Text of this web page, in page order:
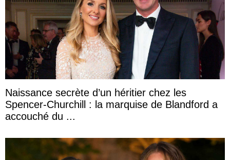
Naissance secrète d’un héritier chez les
Spencer-Churchill : la marquise de Blandford a
accouché du ...